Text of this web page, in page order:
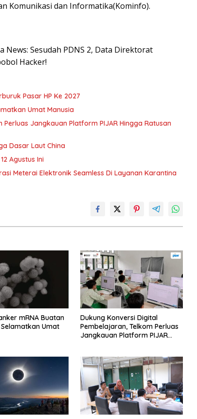
Komunikasi dan Informatika(Kominfo).
News: Sesudah PDNS 2, Data Direktorat
Hacker!
Pasar HP Ke 2027
Umat Manusia
Jangkauan Platform PIJAR Hingga Ratusan
Dasar Laut China
Agustus Ini
Meterai Elektronik Seamless Di Layanan Karantina
mRNA Buatan
Umat
Dukung Konversi Digital
Pembelajaran, Telkom Perluas
Jangkauan Platform PIJAR